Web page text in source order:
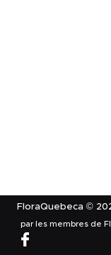
FloraQuebeca ©
par les membres de